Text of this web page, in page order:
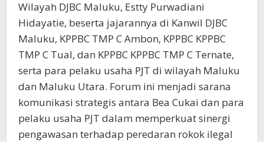
Wilayah DJBC Maluku, Estty Purwadiani
Hidayatie, beserta jajarannya di Kanwil DJBC
Maluku, KPPBC TMP C Ambon, KPPBC KPPBC
TMP C Tual, dan KPPBC KPPBC TMP C Ternate,
serta para pelaku usaha PJT di wilayah Maluku
dan Maluku Utara. Forum ini menjadi sarana
komunikasi strategis antara Bea Cukai dan para
pelaku usaha PJT dalam memperkuat sinergi
pengawasan terhadap peredaran rokok ilegal